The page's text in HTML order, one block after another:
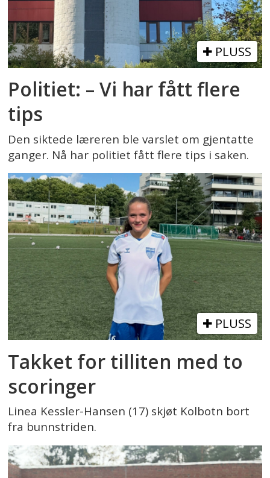
PLUSS
Politiet: – Vi har fått flere
tips
Den siktede læreren ble varslet om gjentatte
ganger. Nå har politiet fått flere tips i saken.
PLUSS
Takket for tilliten med to
scoringer
Linea Kessler-Hansen (17) skjøt Kolbotn bort
fra bunnstriden.